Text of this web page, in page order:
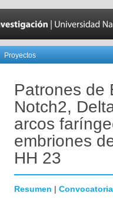
Proyectos
Patrones de
Notch2,
arcos
embriones
HH 23
Resumen | Convocatoria